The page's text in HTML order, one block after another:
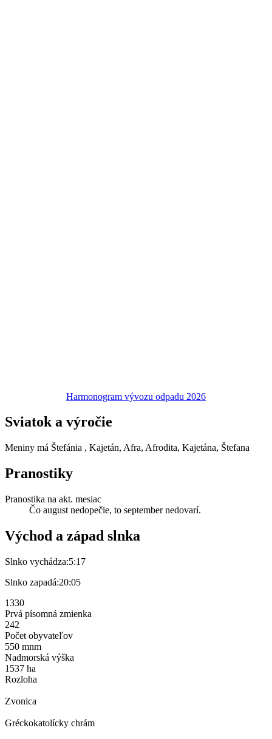
Harmonogram vývozu odpadu 2026
Sviatok a výročie
Meniny má Štefánia , Kajetán, Afra, Afrodita, Kajetána, Štefana
Pranostiky
Pranostika na akt. mesiac
Čo august nedopečie, to september nedovarí.
Východ a západ slnka
Slnko vychádza:5:17
Slnko zapadá:20:05
1330
Prvá písomná zmienka
242
Počet obyvateľov
550 mnm
Nadmorská výška
1537 ha
Rozloha
Zvonica
Gréckokatolícky chrám